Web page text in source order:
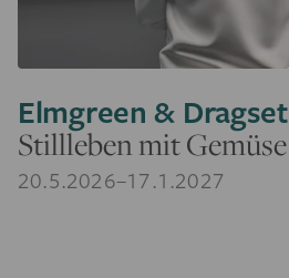
Elmgreen & Dragset
Stillleben mit Gemüse
20.5.2026–17.1.2027